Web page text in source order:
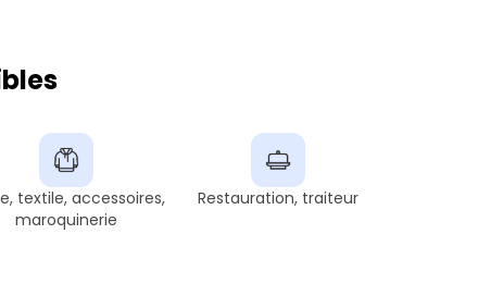
textile, accessoires,
maroquinerie
Restauration, traiteur